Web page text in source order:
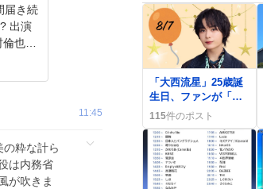
届き続
倫也
11:45
粋な計ら
は内務省
が吹きま
「大西流星」25歳誕
生日、ファンが「最
高にかわいい」祝福
の嵐が続く
115件のポスト